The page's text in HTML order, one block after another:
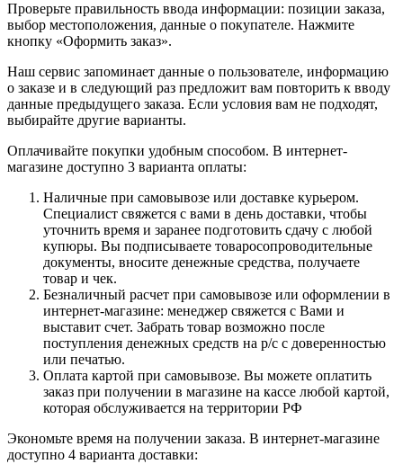
Проверьте правильность ввода информации: позиции заказа,
выбор местоположения, данные о покупателе. Нажмите
кнопку «Оформить заказ».
Наш сервис запоминает данные о пользователе, информацию
о заказе и в следующий раз предложит вам повторить к вводу
данные предыдущего заказа. Если условия вам не подходят,
выбирайте другие варианты.
Оплачивайте покупки удобным способом. В интернет-
магазине доступно 3 варианта оплаты:
Наличные при самовывозе или доставке курьером.
Специалист свяжется с вами в день доставки, чтобы
уточнить время и заранее подготовить сдачу с любой
купюры. Вы подписываете товаросопроводительные
документы, вносите денежные средства, получаете
товар и чек.
Безналичный расчет при самовывозе или оформлении в
интернет-магазине: менеджер свяжется с Вами и
выставит счет. Забрать товар возможно после
поступления денежных средств на р/с с доверенностью
или печатью.
Оплата картой при самовывозе. Вы можете оплатить
заказ при получении в магазине на кассе любой картой,
которая обслуживается на территории РФ
Экономьте время на получении заказа. В интернет-магазине
доступно 4 варианта доставки: